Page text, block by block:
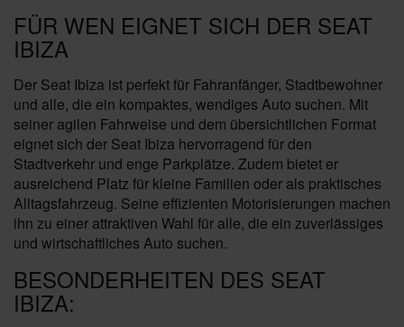
FÜR WEN EIGNET SICH DER SEAT
IBIZA
Der Seat Ibiza ist perfekt für Fahranfänger, Stadtbewohner
und alle, die ein kompaktes, wendiges Auto suchen. Mit
seiner agilen Fahrweise und dem übersichtlichen Format
eignet sich der Seat Ibiza hervorragend für den
Stadtverkehr und enge Parkplätze. Zudem bietet er
ausreichend Platz für kleine Familien oder als praktisches
Alltagsfahrzeug. Seine effizienten Motorisierungen machen
ihn zu einer attraktiven Wahl für alle, die ein zuverlässiges
und wirtschaftliches Auto suchen.
BESONDERHEITEN DES SEAT
IBIZA: